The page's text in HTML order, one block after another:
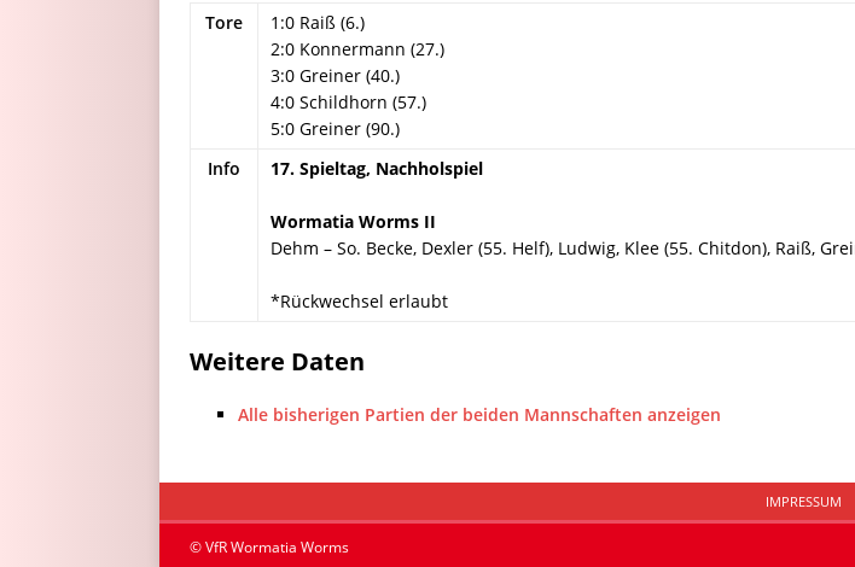
Tore
1:0 Raiß (6.)
2:0 Konnermann (27.)
3:0 Greiner (40.)
4:0 Schildhorn (57.)
5:0 Greiner (90.)
Info
17. Spieltag, Nachholspiel
Wormatia Worms II
Dehm – So. Becke, Dexler (55. Helf), Ludwig, Klee (55. Chitdon), Raiß,
*Rückwechsel erlaubt
Weitere Daten
Alle bisherigen Partien der beiden Mannschaften anzeigen
IMPRESSUM
© VfR Wormatia Worms